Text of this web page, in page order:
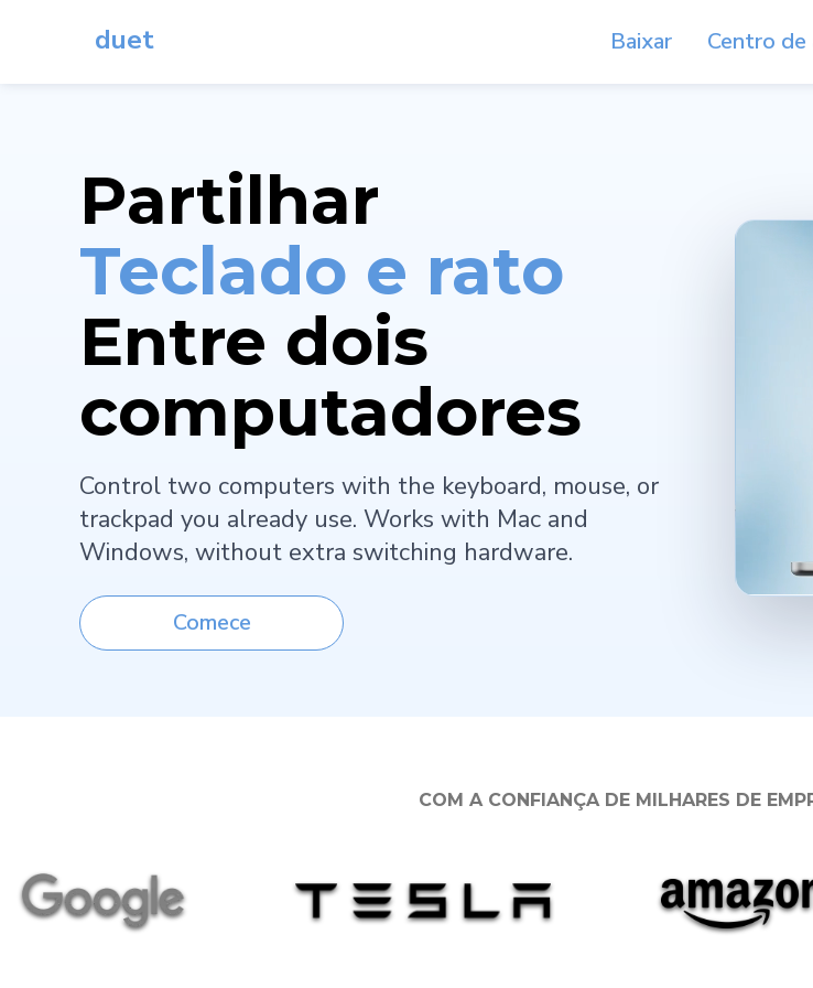
duet Baixar Centro de
Partilhar
Teclado e rato
Entre dois
computadores
Control two computers with the keyboard, mouse, or
trackpad you already use. Works with Mac and
Windows, without extra switching hardware.
Comece
COM A CONFIANÇA DE MILHARES DE